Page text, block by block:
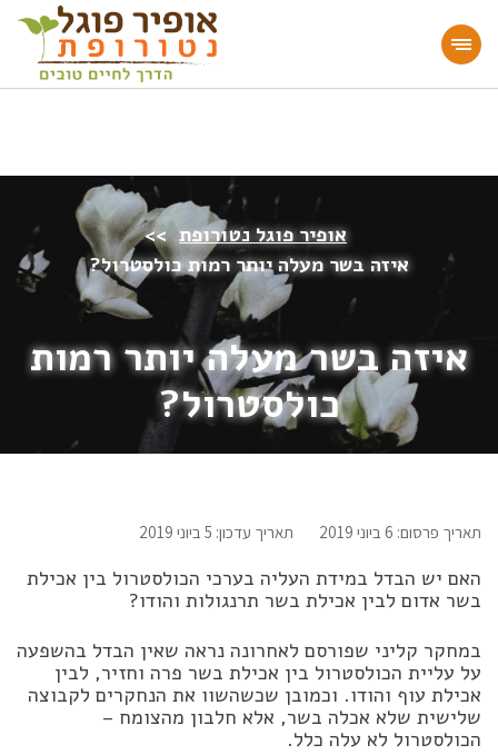
מעוניינים להעמיק או להתחיל דרך חיים בריאה?
הצטרפו לאתר!
אופיר פוגל נטורופת >>
איזה בשר מעלה יותר רמות כולסטרול?
איזה בשר מעלה יותר רמות
כולסטרול?
תאריך פרסום: 6 ביוני 2019 תאריך עדכון: 5 ביוני 2019
האם יש הבדל במידת העליה בערכי הכולסטרול בין אכילת
בשר אדום לבין אכילת בשר תרנגולות והודו?
במחקר קליני שפורסם לאחרונה נראה שאין הבדל בהשפעה
על עליית הכולסטרול בין אכילת בשר פרה וחזיר, לבין
אכילת עוף והודו. וכמובן שכשהשוו את הנחקרים לקבוצה
שלישית שלא אכלה בשר, אלא חלבון מהצומח –
הכולסטרול לא עלה כלל.